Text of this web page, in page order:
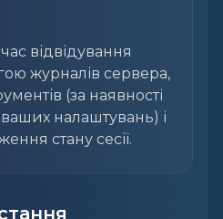
відвідування
журналів сервера,
(за наявності
налаштувань) і
стану сесії.